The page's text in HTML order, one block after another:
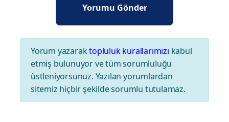
Yorum yazaraktopluluk kurallarımızı kabul
etmiş bulunuyor ve tüm sorumluluğu
üstleniyorsunuz. Yazılan yorumlardan
sitemiz hiçbir şekilde sorumlu tutulamaz.